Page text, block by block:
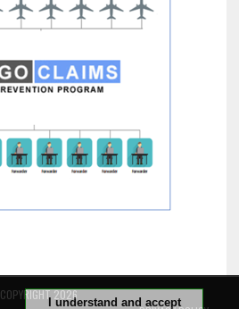
COPYRIGHT 2026
I understand and accept